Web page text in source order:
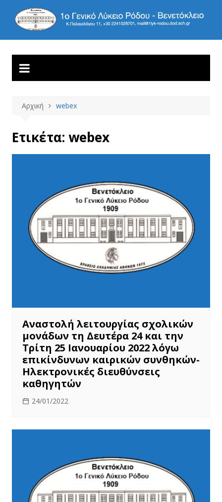
Μετάβαση
περιεχόμενο
1ο ΓΕΝΙΚΟ ΛΥΚΕΙΟ
ΡΟΔΟΥ
Βενετόκλειο
Αρχική webex
Ετικέτα: webex
Αναστολή λειτουργίας σχολικών
μονάδων τη Δευτέρα 24 και την
Τρίτη 25 Ιανουαρίου 2022 λόγω
επικίνδυνων καιρικών συνθηκών-
Ηλεκτρονικές διευθύνσεις
καθηγητών
24/01/2022